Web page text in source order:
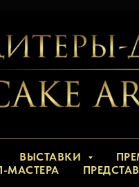
ВЫСТАВКИ
МАСТЕРА